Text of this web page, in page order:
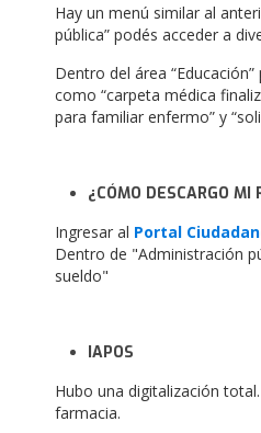
Hay un menú similar al
pública” podés acceder a
Dentro del área
como “carpeta médica
para familiar enfermo” y
¿CÓMO DESCARGO MI
Ingresar al Portal
Dentro de "Administración
sueldo"
IAPOS
Hubo una digitalización
farmacia.